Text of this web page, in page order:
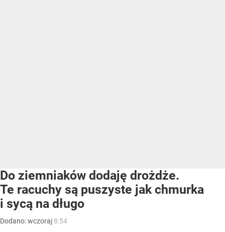
Do ziemniaków dodaję drożdże.
Te racuchy są puszyste jak chmurka
i sycą na długo
Dodano:wczoraj 8:54